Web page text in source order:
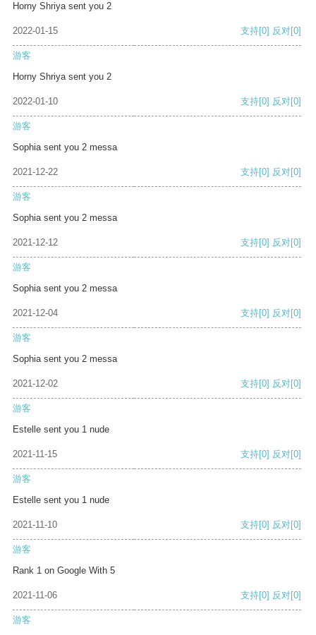
Horny Shriya sent you 2
2022-01-15 支持[0] 反对[0]
游客
Horny Shriya sent you 2
2022-01-10 支持[0] 反对[0]
游客
Sophia sent you 2 messa
2021-12-22 支持[0] 反对[0]
游客
Sophia sent you 2 messa
2021-12-12 支持[0] 反对[0]
游客
Sophia sent you 2 messa
2021-12-04 支持[0] 反对[0]
游客
Sophia sent you 2 messa
2021-12-02 支持[0] 反对[0]
游客
Estelle sent you 1 nude
2021-11-15 支持[0] 反对[0]
游客
Estelle sent you 1 nude
2021-11-10 支持[0] 反对[0]
游客
Rank 1 on Google With 5
2021-11-06 支持[0] 反对[0]
游客